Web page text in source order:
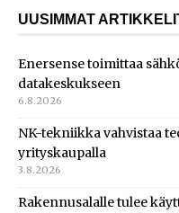
UUSIMMAT
Enersense toimittaa
datakeskukseen
6.8.2026
NK-tekniikka vahvistaa
yrityskaupalla
3.8.2026
Rakennusalalle tulee